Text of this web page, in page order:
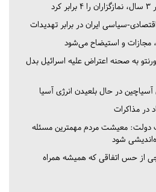
سیاسی ایران در برابر تهدیدات
مجازات و استیضاح می‌شود
به صحنه اعتراض علیه اسرائیل بدل
در حال بلعیدن انرژی آسیا
در مذاکرات
دولت: معیشت مردم مهمترین مسئله
شود
از حس اتفاقی که همیشه همراه